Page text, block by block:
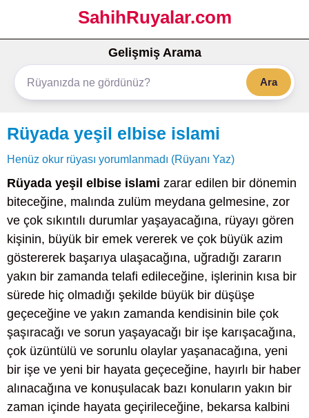
SahihRuyalar.com
Gelişmiş Arama
Ara
Rüyada yeşil elbise islami
Henüz okur rüyası yorumlanmadı (Rüyanı Yaz)
Rüyada yeşil elbise islami zarar edilen bir dönemin
biteceğine, malında zulüm meydana gelmesine, zor
ve çok sıkıntılı durumlar yaşayacağına, rüyayı gören
kişinin, büyük bir emek vererek ve çok büyük azim
göstererek başarıya ulaşacağına, uğradığı zararın
yakın bir zamanda telafi edileceğine, işlerinin kısa bir
sürede hiç olmadığı şekilde büyük bir düşüşe
geçeceğine ve yakın zamanda kendisinin bile çok
şaşıracağı ve sorun yaşayacağı bir işe karışacağına,
çok üzüntülü ve sorunlu olaylar yaşanacağına, yeni
bir işe ve yeni bir hayata geçeceğine, hayırlı bir haber
alınacağına ve konuşulacak bazı konuların yakın bir
zaman içinde hayata geçirileceğine, bekarsa kalbini